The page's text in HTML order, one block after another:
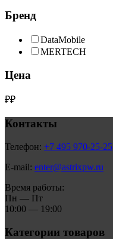
Бренд
DataMobile
MERTECH
Цена
₽₽
Контакты
Телефон: +7 495 970-25-25
E-mail: enter@astrixpw.ru
Время работы:
Пн — Пт
10:00 — 19:00
Категории товаров